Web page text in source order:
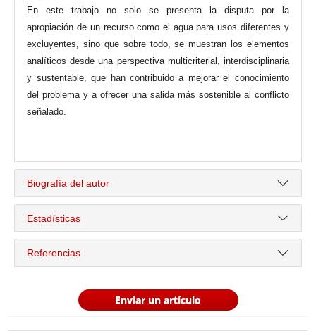
En este trabajo no solo se presenta la disputa por la
apropiación de un recurso como el agua para usos diferentes y
excluyentes, sino que sobre todo, se muestran los elementos
analíticos desde una perspectiva multicriterial, interdisciplinaria
y sustentable, que han contribuido a mejorar el conocimiento
del problema y a ofrecer una salida más sostenible al conflicto
señalado.
Biografía del autor
Estadísticas
Referencias
Enviar un artículo